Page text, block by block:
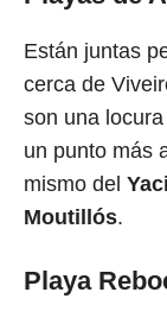
Están juntas
cerca de
son una
un punto más
mismo del
Moutillós.
Playa